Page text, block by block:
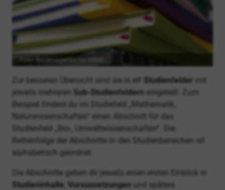
Foto: Bundesagentur für Arbeit
Zur besseren Übersicht sind sie in elf Studienfelder mit
jeweils mehreren
Sub-Studienfeldern eingeteilt. Zum
Beispiel findest du im Studiefeld „Mathematik,
Naturwissenschaften“ einen Abschnitt für das
Studienfeld „Bio-, Umwelt­wissenschaften“. Die
Reihenfolge der Abschnitte in den Studienbereichen ist
alphabetisch geordnet.
Die Abschnitte geben dir jeweils einen ersten Einblick in
Studieninhalte Voraussetzungen und spätere